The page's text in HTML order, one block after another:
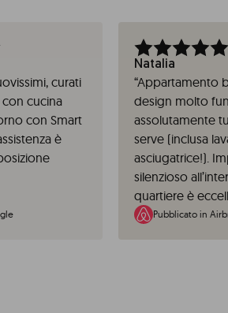
curati
cucina
con Smart
è
Natalia
“Appartamento
design molto
assolutamente
serve (inclusa
asciugatrice!).
silenzioso
quartiere è
Pubblicato in